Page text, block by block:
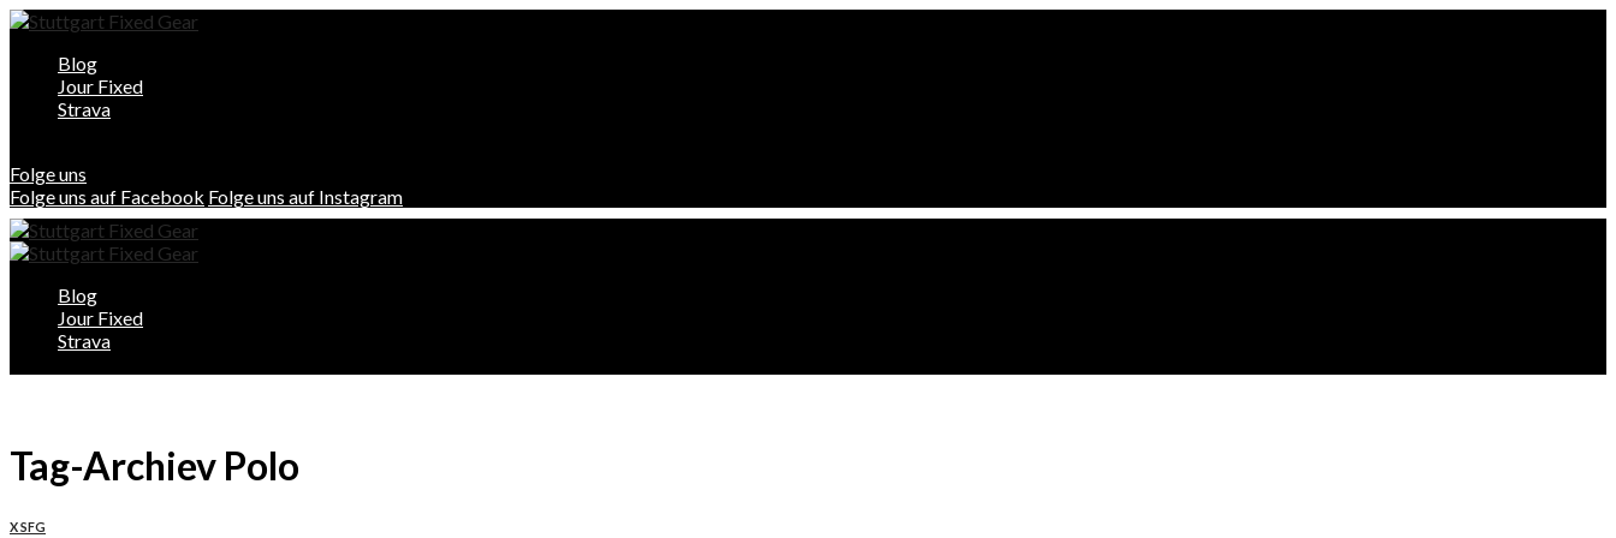
Blog
Jour Fixed
Strava
Folge uns
Folge uns auf Facebook Folge uns auf Instagram
Blog
Jour Fixed
Strava
Tag-Archiev Polo
X SFG